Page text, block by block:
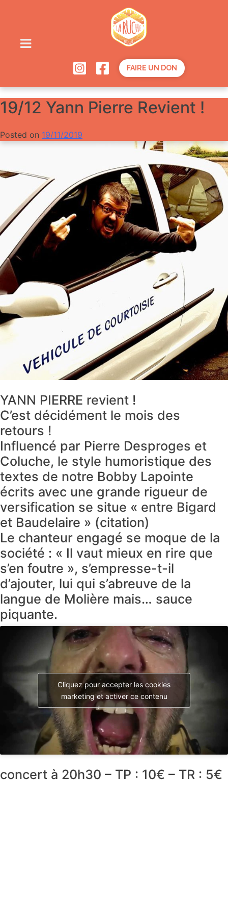
FAIRE UN DON
19/12 Yann Pierre Revient !
Posted on 19/11/2019
YANN PIERRE revient !
C’est décidément le mois des
retours !
Influencé par Pierre Desproges et
Coluche, le style humoristique des
textes de notre Bobby Lapointe
écrits avec une grande rigueur de
versification se situe « entre Bigard
et Baudelaire » (citation)
Le chanteur engagé se moque de la
société : « Il vaut mieux en rire que
s’en foutre », s’empresse-t-il
d’ajouter, lui qui s’abreuve de la
langue de Molière mais… sauce
piquante.
Cliquez pour accepter les cookies
marketing et activer ce contenu
concert à 20h30 – TP : 10€ – TR : 5€